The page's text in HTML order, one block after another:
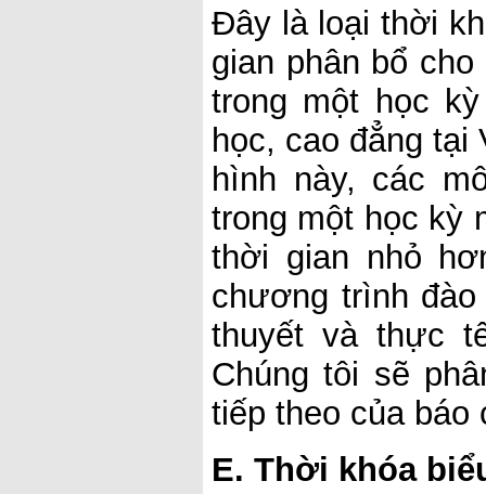
Đây là loại thời
gian phân bổ
trong một học
học, cao đẳng
hình này, các
trong một học kỳ
thời gian nhỏ
chương trình
thuyết và thực
Chúng tôi sẽ
tiếp theo của báo
E. Thời khóa